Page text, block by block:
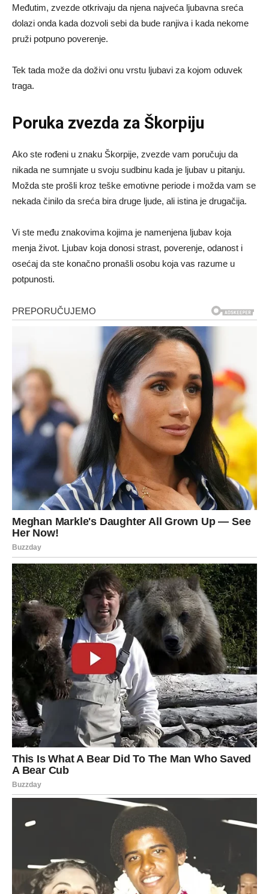
Međutim, zvezde otkrivaju da njena najveća ljubavna sreća
dolazi onda kada dozvoli sebi da bude ranjiva i kada nekome
pruži potpuno poverenje.
Tek tada može da doživi onu vrstu ljubavi za kojom oduvek
traga.
Poruka zvezda za Škorpiju
Ako ste rođeni u znaku Škorpije, zvezde vam poručuju da
nikada ne sumnjate u svoju sudbinu kada je ljubav u pitanju.
Možda ste prošli kroz teške emotivne periode i možda vam se
nekada činilo da sreća bira druge ljude, ali istina je drugačija.
Vi ste među znakovima kojima je namenjena ljubav koja
menja život. Ljubav koja donosi strast, poverenje, odanost i
osećaj da ste konačno pronašli osobu koja vas razume u
potpunosti.